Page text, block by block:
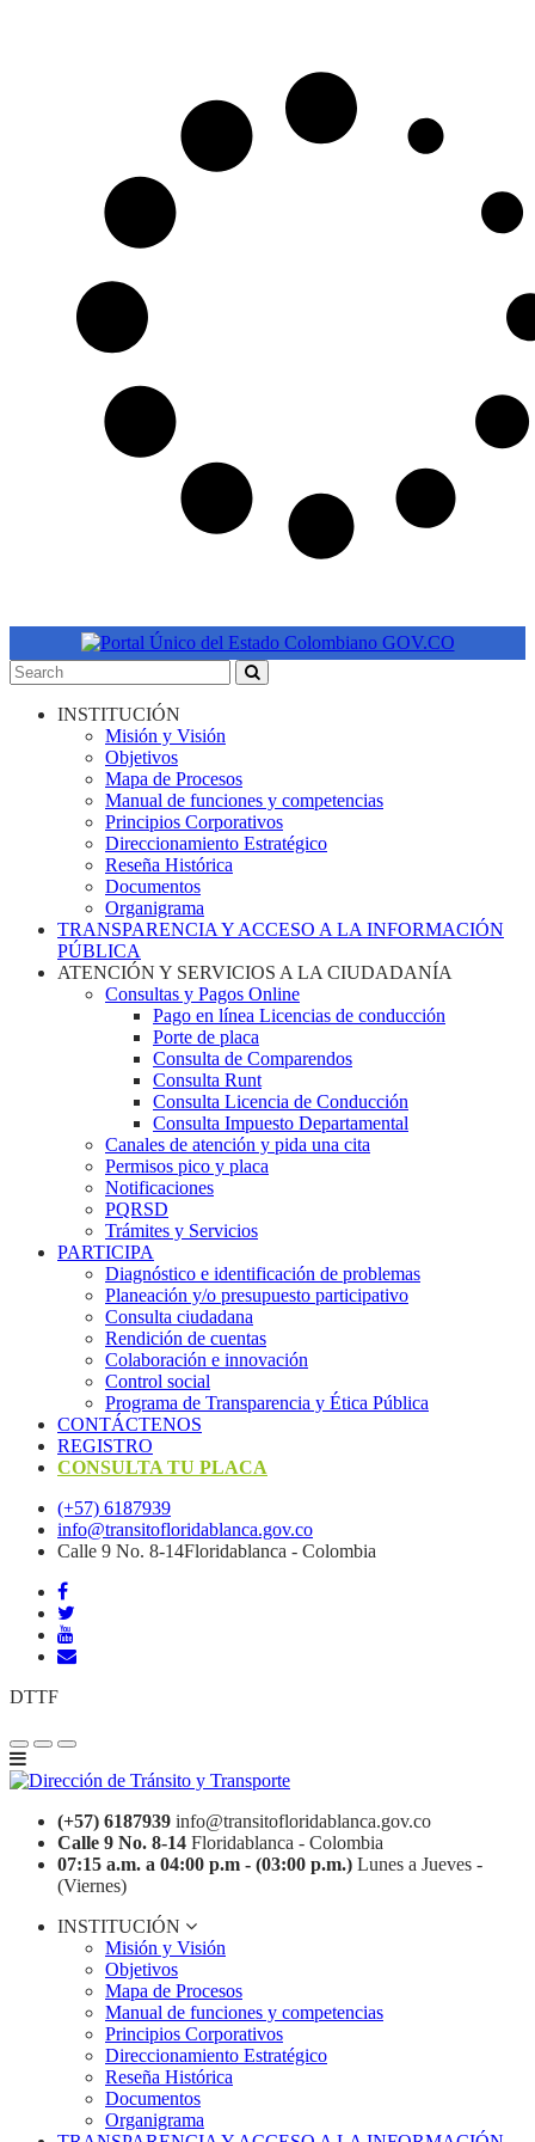
INSTITUCIÓN
Misión y Visión
Objetivos
Mapa de Procesos
Manual de funciones y competencias
Principios Corporativos
Direccionamiento Estratégico
Reseña Histórica
Documentos
Organigrama
TRANSPARENCIA Y ACCESO A LA INFORMACIÓN
PÚBLICA
ATENCIÓN Y SERVICIOS A LA CIUDADANÍA
Consultas y Pagos Online
Pago en línea Licencias de conducción
Porte de placa
Consulta de Comparendos
Consulta Runt
Consulta Licencia de Conducción
Consulta Impuesto Departamental
Canales de atención y pida una cita
Permisos pico y placa
Notificaciones
PQRSD
Trámites y Servicios
PARTICIPA
Diagnóstico e identificación de problemas
Planeación y/o presupuesto participativo​
Consulta ciudadana
Rendición de cuentas
Colaboración e innovación
Control social
Programa de Transparencia y Ética Pública
CONTÁCTENOS
REGISTRO
CONSULTA TU PLACA
(+57) 6187939
info@transitofloridablanca.gov.co
Calle 9 No. 8-14Floridablanca - Colombia
DTTF
(+57) 6187939 info@transitofloridablanca.gov.co
Calle 9 No. 8-14 Floridablanca - Colombia
07:15 a.m. a 04:00 p.m - (03:00 p.m.) Lunes a Jueves -
(Viernes)
INSTITUCIÓN
Misión y Visión
Objetivos
Mapa de Procesos
Manual de funciones y competencias
Principios Corporativos
Direccionamiento Estratégico
Reseña Histórica
Documentos
Organigrama